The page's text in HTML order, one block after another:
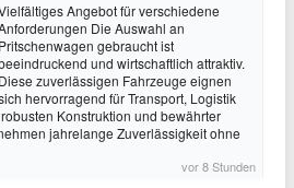
Angebot für verschiedene
Die Auswahl an
Pritschenwagen gebraucht ist
und wirtschaftlich attraktiv.
Diese zuverlässigen Fahrzeuge eignen
hervorragend für Transport, Logistik
Konstruktion und bewährter
jahrelange Zuverlässigkeit ohne
vor 8 Stunden